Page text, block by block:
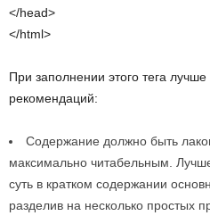
</head>
</html>
При заполнении этого тега
рекомендаций:
Содержание должно быть
максимально читабельным.
суть в кратком содержании
разделив на несколько простых